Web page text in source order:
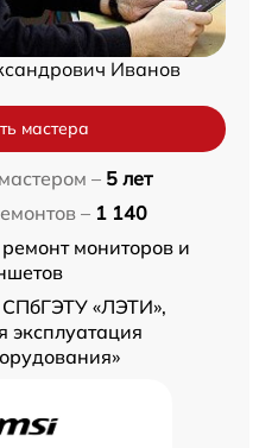
Иванов
мастера
– 5 лет
– 1 140
ремонт мониторов и
СПбГЭТУ «ЛЭТИ»,
эксплуатация